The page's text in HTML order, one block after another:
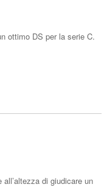
ottimo DS per la serie C.
di giudicare un